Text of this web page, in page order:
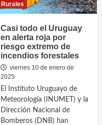
Rurales
Casi todo el Uruguay
en alerta roja por
riesgo extremo de
incendios forestales
viernes 10 de enero de
2025
El Instituto Uruguayo de
Meteorología (INUMET) y la
Dirección Nacional de
Bomberos (DNB) han